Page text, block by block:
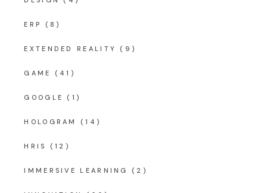
ERP (8)
EXTENDED REALITY (9)
GAME (41)
GOOGLE (1)
HOLOGRAM (14)
HRIS (12)
IMMERSIVE LEARNING (2)